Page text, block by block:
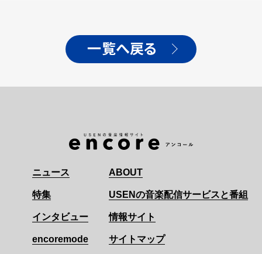
一覧へ戻る
ニュース
特集
インタビュー
encoremode
ABOUT
USENの音楽配信サービスと番組
情報サイト
サイトマップ